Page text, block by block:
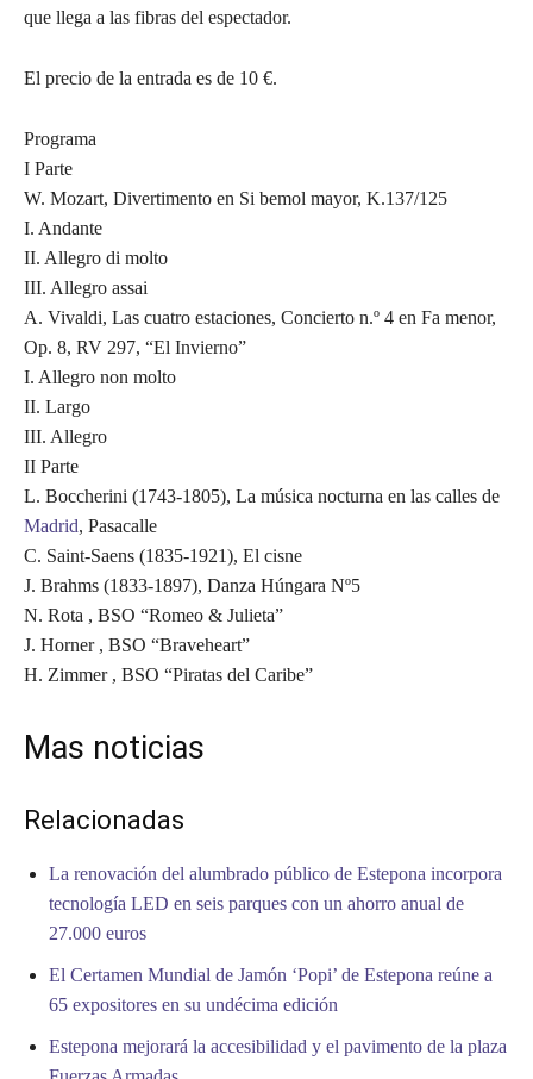
que llega a las fibras del espectador.
El precio de la entrada es de 10 €.
Programa
I Parte
W. Mozart, Divertimento en Si bemol mayor, K.137/125
I. Andante
II. Allegro di molto
III. Allegro assai
A. Vivaldi, Las cuatro estaciones, Concierto n.º 4 en Fa menor,
Op. 8, RV 297, “El Invierno”
I. Allegro non molto
II. Largo
III. Allegro
II Parte
L. Boccherini (1743-1805), La música nocturna en las calles de
Madrid, Pasacalle
C. Saint-Saens (1835-1921), El cisne
J. Brahms (1833-1897), Danza Húngara Nº5
N. Rota , BSO “Romeo & Julieta”
J. Horner , BSO “Braveheart”
H. Zimmer , BSO “Piratas del Caribe”
Mas noticias
Relacionadas
La renovación del alumbrado público de Estepona incorpora
tecnología LED en seis parques con un ahorro anual de
27.000 euros
El Certamen Mundial de Jamón ‘Popi’ de Estepona reúne a
65 expositores en su undécima edición
Estepona mejorará la accesibilidad y el pavimento de la plaza